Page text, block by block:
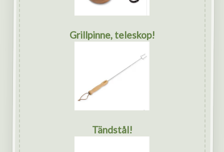
Grillpinne, teleskop!
Tändstål!